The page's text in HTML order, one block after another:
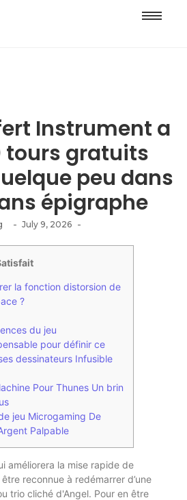
Instrument a
tours gratuits
peu dans
épigraphe
- July 9, 2026 -
la fonction distorsion de
?
du jeu
pour définir ce
dessinateurs Infusible
Pour Thunes Un brin
jeu Microgaming De
Palpable
améliorera la mise rapide de
reconnue à redémarrer d’une
trio cliché d'Angel. Pour en être